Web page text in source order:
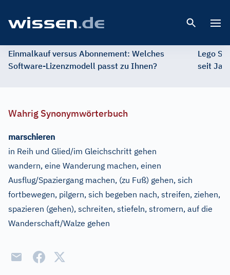
Einmalkauf versus Abonnement: Welches
Software-Lizenzmodell passt zu Ihnen?
Lego
seit
Wahrig Synonymwörterbuch
marschieren
in Reih und Glied/im Gleichschritt gehen
wandern, eine Wanderung machen, einen
Ausflug/Spaziergang machen, (zu Fuß) gehen, sich
fortbewegen, pilgern, sich begeben nach, streifen, ziehen,
spazieren (gehen), schreiten, stiefeln, stromern, auf die
Wanderschaft/Walze gehen